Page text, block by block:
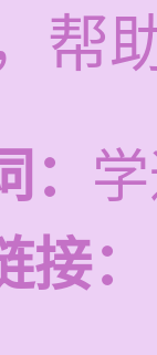
帮
接：